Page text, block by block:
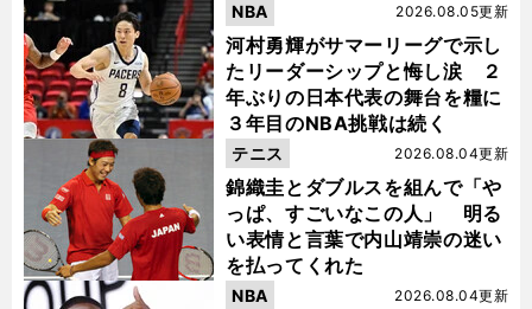
河村勇輝がサマーリーグで示し
たリーダーシップと悔し涙 ２
年ぶりの日本代表の舞台を糧に
３年目のNBA挑戦は続く
2026.08.05更新
NBA
錦織圭とダブルスを組んで「や
っぱ、すごいなこの人」 明る
い表情と言葉で内山靖崇の迷い
を払ってくれた
2026.08.04更新
テニス
2026.08.04更新
NBA